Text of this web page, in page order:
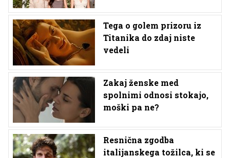
Tega o golem prizoru iz
Titanika do zdaj niste
vedeli
Zakaj ženske med
spolnimi odnosi stokajo,
moški pa ne?
Resnična zgodba
italijanskega tožilca, ki se